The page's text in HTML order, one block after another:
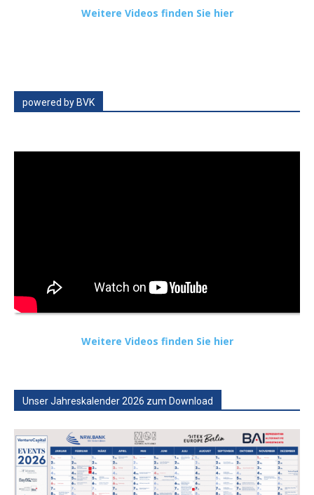
Weitere Videos finden Sie hier
powered by BVK
Weitere Videos finden Sie hier
Unser Jahreskalender 2026 zum Download